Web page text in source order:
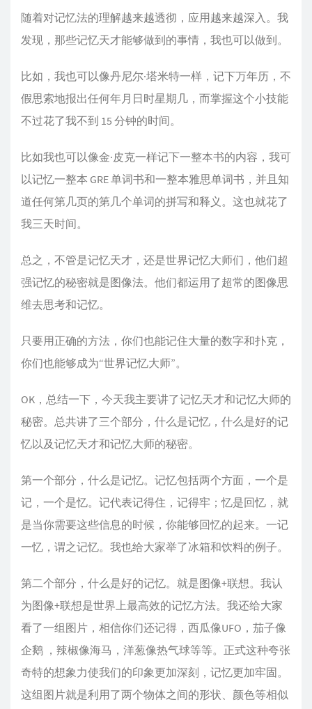
随着对记忆法的理解越来越透彻，应用越来越深入。我
发现，那些记忆天才能够做到的事情，我也可以做到。
比如，我也可以像丹尼尔·塔米特一样，记下万年历，不
假思索地报出任何年月日时星期几，而掌握这个小技能
不过花了我不到 15 分钟的时间。
比如我也可以像金·皮克一样记下一整本书的内容，我可
以记忆一整本 GRE 单词书和一整本雅思单词书，并且知
道任何第几页的第几个单词的拼写和释义。这也就花了
我三天时间。
总之，不管是记忆天才，还是世界记忆大师们，他们超
强记忆的秘密就是图像法。他们都运用了超常的图像思
维去思考和记忆。
只要用正确的方法，你们也能记住大量的数字和扑克，
你们也能够成为“世界记忆大师”。
OK，总结一下，今天我主要讲了记忆天才和记忆大师的
秘密。总共讲了三个部分，什么是记忆，什么是好的记
忆以及记忆天才和记忆大师的秘密。
第一个部分，什么是记忆。记忆包括两个方面，一个是
记，一个是忆。记代表记得住，记得牢；忆是回忆，就
是当你需要这些信息的时候，你能够回忆的起来。一记
一忆，谓之记忆。我也给大家举了冰箱和饮料的例子。
第二个部分，什么是好的记忆。就是图像+联想。我认
为图像+联想是世界上最高效的记忆方法。我还给大家
看了一组图片，相信你们还记得，西瓜像UFO，茄子像
企鹅 ，辣椒像海马，洋葱像热气球等等。正式这种夸张
奇特的想象力使我们的印象更加深刻，记忆更加牢固。
这组图片就是利用了两个物体之间的形状、颜色等相似